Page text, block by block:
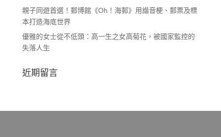
親子同遊首選！郵博館《Oh！海郵》用諧音梗、郵票及標
本打造海底世界
優雅的女士從不低頭：高一生之女高菊花，被國家監控的
失落人生
近期留言